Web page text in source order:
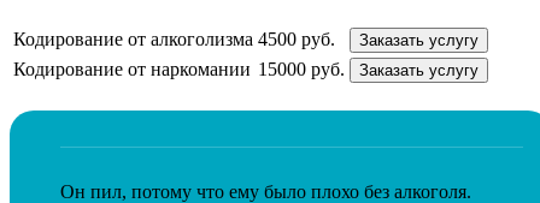
Кодирование от алкоголизма 4500 руб. Заказать услугу
Кодирование от наркомании 15000 руб. Заказать услугу
Он пил, потому что ему было плохо без алкоголя.